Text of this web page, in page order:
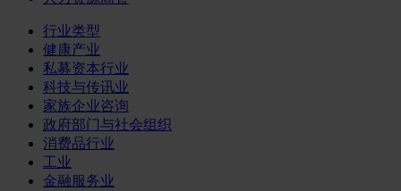
行业类型
健康产业
私募资本行业
科技与传讯业
家族企业咨询
政府部门与社会组织
消费品行业
工业
金融服务业